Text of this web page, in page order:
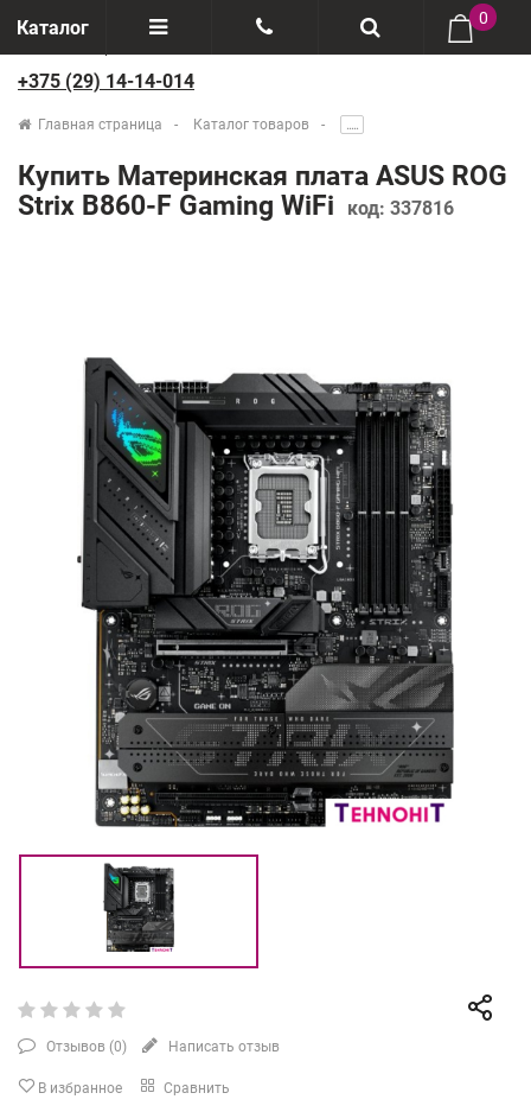
Каталог
Отзывы
Производители
Доставка
+375(29) 888-44-44
0
+375 (29) 14-14-014
Главная страница Каталог товаров .....
Купить Материнская плата ASUS ROG
Strix B860-F Gaming WiFi
код: 337816
Отзывов (0) Написать отзыв
В избранное Сравнить